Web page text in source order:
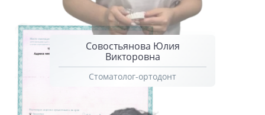
Совостьянова Юлия
Викторовна
Стоматолог-ортодонт